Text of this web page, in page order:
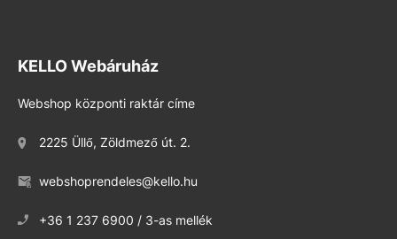
KELLO Webáruház
Webshop központi raktár címe
2225 Üllő, Zöldmező út. 2.
webshoprendeles@kello.hu
+36 1 237 6900 / 3-as mellék